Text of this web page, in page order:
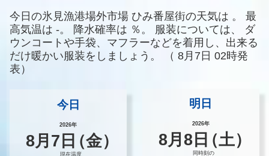
今日の氷見漁港場外市場 ひみ番屋街の天気は 。
最
高気温は -。 降水確率は ％。 服装については、
ダ
ウンコートや手袋、マフラーなどを着用し、出来る
だけ暖かい服装をしましょう。
（ 8月7日 02時発
表）
今日
2026年
8月 7 日（金）
現在温度
明日
2026年
8月8 日（土）
同時刻の